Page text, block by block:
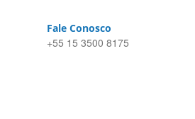
Fale Conosco
+55 15 3500 8175